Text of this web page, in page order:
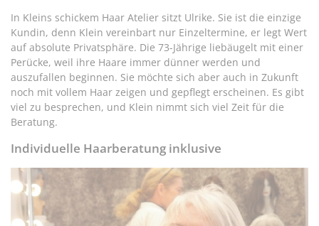
In Kleins schickem Haar Atelier sitzt Ulrike. Sie ist die einzige
Kundin, denn Klein vereinbart nur Einzeltermine, er legt Wert
auf absolute Privatsphäre. Die 73-Jährige liebäugelt mit einer
Perücke, weil ihre Haare immer dünner werden und
auszufallen beginnen. Sie möchte sich aber auch in Zukunft
noch mit vollem Haar zeigen und gepflegt erscheinen. Es gibt
viel zu besprechen, und Klein nimmt sich viel Zeit für die
Beratung.
Individuelle Haarberatung inklusive